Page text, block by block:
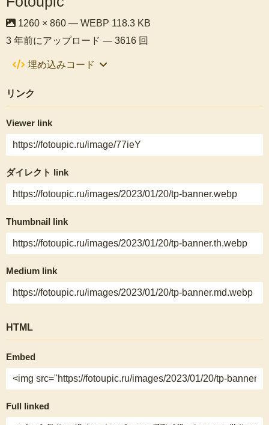
1260 × 860 — WEBP 118.3 KB
3 年前にアップロード — 3616 回
埋め込みコード
リンク
Viewer link
ダイレクト link
Thumbnail link
Medium link
HTML
Embed
Full linked